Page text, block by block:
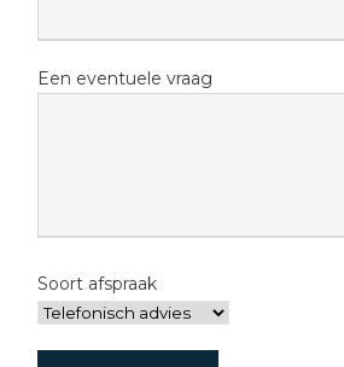
Een eventuele vraag
Soort afspraak